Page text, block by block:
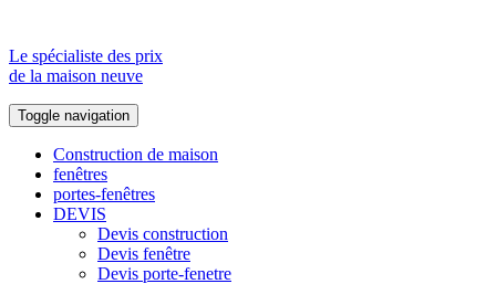
Le spécialiste des prix
de la maison neuve
Toggle navigation
Construction de maison
fenêtres
portes-fenêtres
DEVIS
Devis construction
Devis fenêtre
Devis porte-fenetre